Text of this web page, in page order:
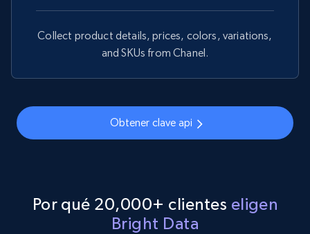
Collect product details, prices, colors, variations,
and SKUs from Chanel.
Obtener clave api
Por qué 20,000+ clientes eligen
Bright Data